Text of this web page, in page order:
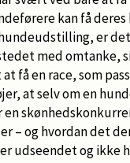
kan få
er
med omtanke,
få en race, som
at selv om en
– og hvordan det
udseendet og ikke